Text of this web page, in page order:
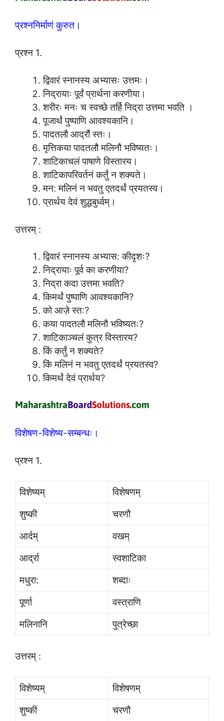
प्रश्ननिर्माणं कुरुत।
प्रश्न 1.
द्विवारं स्नानस्य अभ्यासः उत्तमः।
निद्रायाः पूर्वं प्रार्थना करणीया।
शरीरः मनः च स्वच्छे तर्हि निद्रा उत्तमा भवति ।
पूजार्थं पुष्पाणि आवश्यकानि।
पादतलौ आद्रौं स्तः।
मृत्तिकया पादतलौ मलिनौ भविष्यतः।
शाटिकाचलं पाषाणे विस्तारय।
शाटिकापरिवर्तनं कर्तुं न शक्यते।
मन: मलिनं न भवतु एतदर्थं प्रयतस्व।
प्रार्थय देवं शुद्धबुर्ध्वम्।
उत्तरम् :
द्विवारं स्नानस्य अभ्यास: कीदृशः?
निद्रायाः पूर्व का करणीया?
निद्रा कदा उत्तमा भवति?
किमर्थं पुष्पाणि आवश्यकानि?
को आज़े स्त:?
कया पादतलौ मलिनौ भविष्यतः?
शाटिकाञ्चलं कुत्र विस्तारय?
किं कर्तुं न शक्यते?
किं मलिनं न भवतु एतदर्थं प्रयतस्व?
किमर्थं देवं प्रार्थय?
विशेषण-विशेष्य-सम्बन्धः।
प्रश्न 1.
विशेष्यम्
विशेषणम्
शुष्की
चरणौ
आर्दम्
वखम्
आर्द्रा
स्वशाटिका
मधुरा:
शब्दाः
पूर्णा
वस्त्राणि
मलिनानि
पुत्रेच्छा
उत्तरम् :
विशेष्यम्
विशेषणम्
शुष्की
चरणौ